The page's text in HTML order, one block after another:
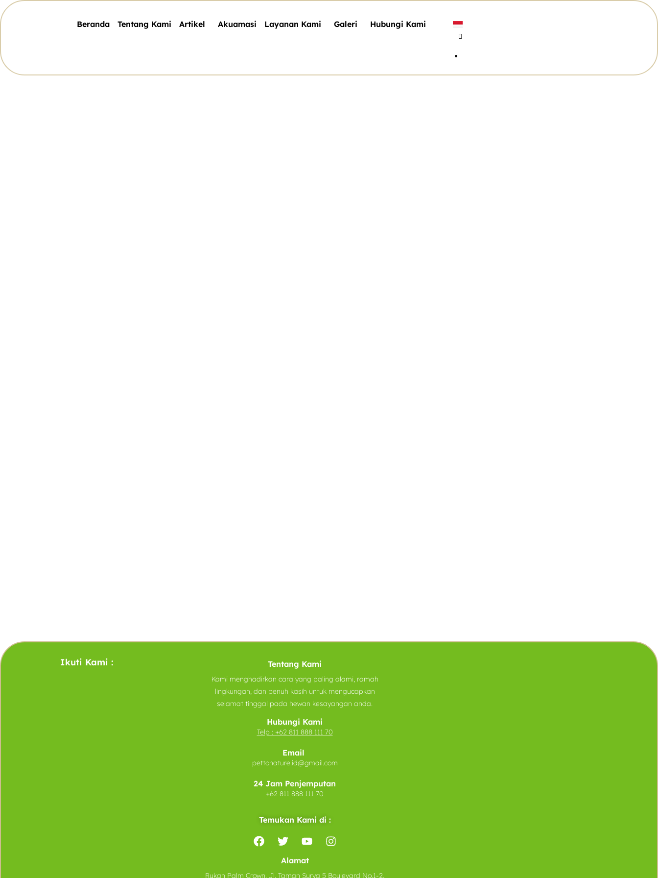
Beranda Tentang Kami Artikel Akuamasi Layanan Kami Galeri Hubungi Kami
Ikuti Kami : Tentang Kami
Kami menghadirkan cara yang paling alami, ramah
lingkungan, dan penuh kasih untuk mengucapkan
selamat tinggal pada hewan kesayangan anda.
Hubungi Kami
Telp : +62 811 888 111 70
Email
pettonature.id@gmail.com
24 Jam Penjemputan
+62 811 888 111 70
Temukan Kami di :
Alamat
Rukan Palm Crown, Jl. Taman Surya 5 Boulevard No.1-2,